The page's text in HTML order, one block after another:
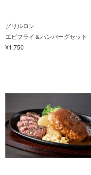
グリルロン
エビフライ＆ハンバーグセット
¥1,750